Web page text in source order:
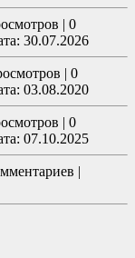
| 0
30.07.2026
| 0
03.08.2020
| 0
07.10.2025
|